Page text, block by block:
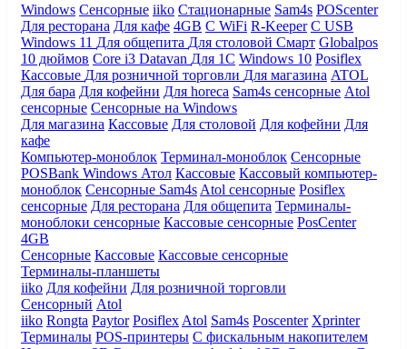
Windows Сенсорные iiko Стационарные Sam4s POScenter
Для ресторана Для кафе 4GB С WiFi R-Keeper С USB
Windows 11 Для общепита Для столовой Смарт Globalpos
10 дюймов Core i3 Datavan Для 1С Windows 10 Posiflex
Кассовые Для розничной торговли Для магазина ATOL
Для бара Для кофейни Для horeca Sam4s сенсорные Atol
сенсорные Сенсорные на Windows
Для магазина Кассовые Для столовой Для кофейни Для
кафе
Компьютер-моноблок Терминал-моноблок Сенсорные
POSBank Windows Атол Кассовые Кассовый компьютер-
моноблок Сенсорные Sam4s Atol сенсорные Posiflex
сенсорные Для ресторана Для общепита Терминалы-
моноблоки сенсорные Кассовые сенсорные PosCenter
4GB
Сенсорные Кассовые Кассовые сенсорные
Терминалы-планшеты
iiko Для кофейни Для розничной торговли
Сенсорный Atol
iiko Rongta Paytor Posiflex Atol Sam4s Poscenter Xprinter
Терминалы POS-принтеры С фискальным накопителем